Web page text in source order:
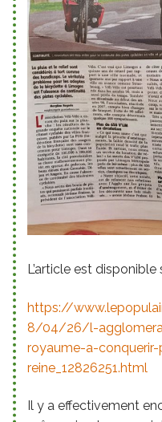
L’article est
https://
8/04/26/l-
royaume-a-
reine_12826251.html
Il y a effectivement